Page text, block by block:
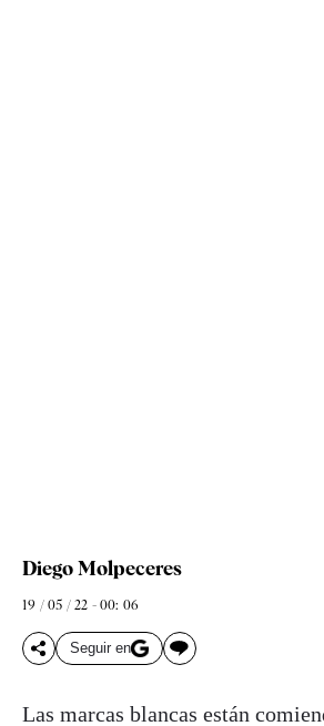
Diego Molpeceres
19 / 05 / 22 - 00: 06
Seguir en
Las marcas blancas están